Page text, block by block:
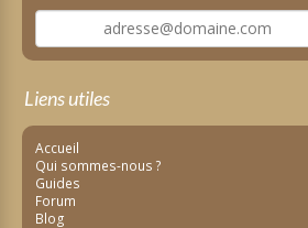
Liens utiles
Accueil
Qui sommes-nous ?
Guides
Forum
Blog